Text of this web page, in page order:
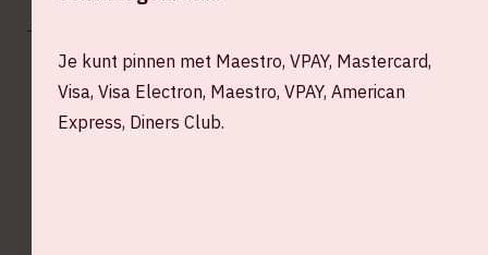
Johan Cruijff ArenA
Stadion open – 17.00 uur
Voorprogramma: Mike Dean – 18.45 uur
Je kunt pinnen met Maestro, VPAY, Mastercard,
Visa, Visa Electron, Maestro, VPAY, American
Express, Diners Club.